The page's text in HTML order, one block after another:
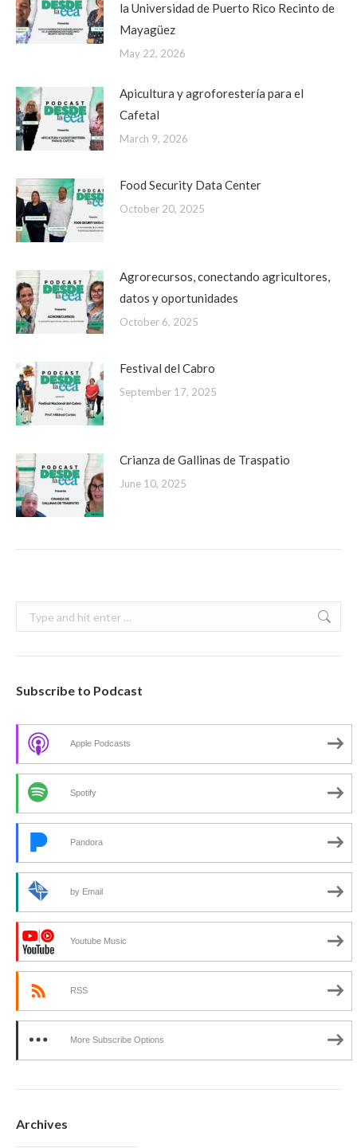
la Universidad de Puerto Rico Recinto de
Mayagüez
May 22, 2026
Apicultura y agroforestería para el
Cafetal
March 9, 2026
Food Security Data Center
October 20, 2025
Agrorecursos, conectando agricultores,
datos y oportunidades
October 6, 2025
Festival del Cabro
September 17, 2025
Crianza de Gallinas de Traspatio
June 10, 2025
Search:
Subscribe to Podcast
Apple Podcasts
Spotify
Pandora
by Email
Youtube Music
RSS
More Subscribe Options
Archives